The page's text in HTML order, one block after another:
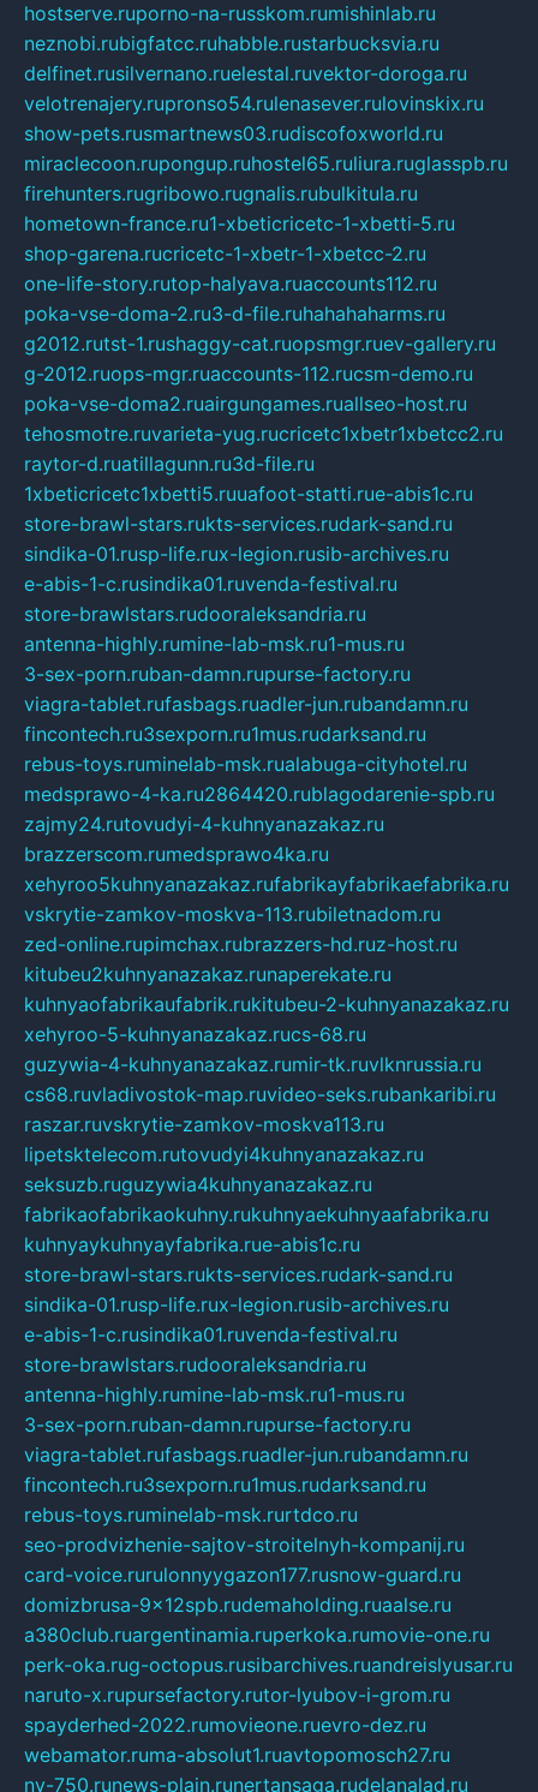
hostserve.ruporno-na-russkom.rumishinlab.ru
neznobi.rubigfatcc.ruhabble.rustarbucksvia.ru
delfinet.rusilvernano.ruelestal.ruvektor-doroga.ru
velotrenajery.rupronso54.rulenasever.rulovinskix.ru
show-pets.rusmartnews03.rudiscofoxworld.ru
miraclecoon.rupongup.ruhostel65.ruliura.ruglasspb.ru
firehunters.rugribowo.rugnalis.rubulkitula.ru
hometown-france.ru1-xbeticricetc-1-xbetti-5.ru
shop-garena.rucricetc-1-xbetr-1-xbetcc-2.ru
one-life-story.rutop-halyava.ruaccounts112.ru
poka-vse-doma-2.ru3-d-file.ruhahahaharms.ru
g2012.rutst-1.rushaggy-cat.ruopsmgr.ruev-gallery.ru
g-2012.ruops-mgr.ruaccounts-112.rucsm-demo.ru
poka-vse-doma2.ruairgungames.ruallseo-host.ru
tehosmotre.ruvarieta-yug.rucricetc1xbetr1xbetcc2.ru
raytor-d.ruatillagunn.ru3d-file.ru
1xbeticricetc1xbetti5.ruuafoot-statti.rue-abis1c.ru
store-brawl-stars.rukts-services.rudark-sand.ru
sindika-01.rusp-life.rux-legion.rusib-archives.ru
e-abis-1-c.rusindika01.ruvenda-festival.ru
store-brawlstars.rudooraleksandria.ru
antenna-highly.rumine-lab-msk.ru1-mus.ru
3-sex-porn.ruban-damn.rupurse-factory.ru
viagra-tablet.rufasbags.ruadler-jun.rubandamn.ru
fincontech.ru3sexporn.ru1mus.rudarksand.ru
rebus-toys.ruminelab-msk.rualabuga-cityhotel.ru
medsprawo-4-ka.ru2864420.rublagodarenie-spb.ru
zajmy24.rutovudyi-4-kuhnyanazakaz.ru
brazzerscom.rumedsprawo4ka.ru
xehyroo5kuhnyanazakaz.rufabrikayfabrikaefabrika.ru
vskrytie-zamkov-moskva-113.rubiletnadom.ru
zed-online.rupimchax.rubrazzers-hd.ruz-host.ru
kitubeu2kuhnyanazakaz.runaperekate.ru
kuhnyaofabrikaufabrik.rukitubeu-2-kuhnyanazakaz.ru
xehyroo-5-kuhnyanazakaz.rucs-68.ru
guzywia-4-kuhnyanazakaz.rumir-tk.ruvlknrussia.ru
cs68.ruvladivostok-map.ruvideo-seks.rubankaribi.ru
raszar.ruvskrytie-zamkov-moskva113.ru
lipetsktelecom.rutovudyi4kuhnyanazakaz.ru
seksuzb.ruguzywia4kuhnyanazakaz.ru
fabrikaofabrikaokuhny.rukuhnyaekuhnyaafabrika.ru
kuhnyaykuhnyayfabrika.rue-abis1c.ru
store-brawl-stars.rukts-services.rudark-sand.ru
sindika-01.rusp-life.rux-legion.rusib-archives.ru
e-abis-1-c.rusindika01.ruvenda-festival.ru
store-brawlstars.rudooraleksandria.ru
antenna-highly.rumine-lab-msk.ru1-mus.ru
3-sex-porn.ruban-damn.rupurse-factory.ru
viagra-tablet.rufasbags.ruadler-jun.rubandamn.ru
fincontech.ru3sexporn.ru1mus.rudarksand.ru
rebus-toys.ruminelab-msk.rurtdco.ru
seo-prodvizhenie-sajtov-stroitelnyh-kompanij.ru
card-voice.rurulonnyygazon177.rusnow-guard.ru
domizbrusa-9x12spb.rudemaholding.ruaalse.ru
a380club.ruargentinamia.ruperkoka.rumovie-one.ru
perk-oka.rug-octopus.rusibarchives.ruandreislyusar.ru
naruto-x.rupursefactory.rutor-lyubov-i-grom.ru
spayderhed-2022.rumovieone.ruevro-dez.ru
webamator.ruma-absolut1.ruavtopomosch27.ru
nv-750.runews-plain.runertansaga.rudelanalad.ru